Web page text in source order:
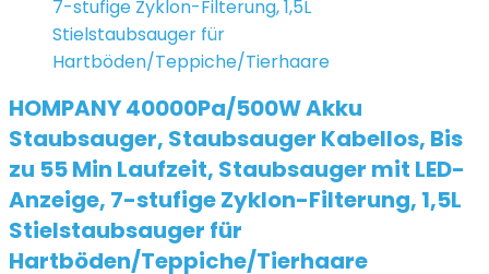
HOMPANY 40000Pa/500W Akku
Staubsauger, Staubsauger Kabellos, Bis
zu 55 Min Laufzeit, Staubsauger mit LED-
Anzeige, 7-stufige Zyklon-Filterung, 1,5L
Stielstaubsauger für
Hartböden/Teppiche/Tierhaare